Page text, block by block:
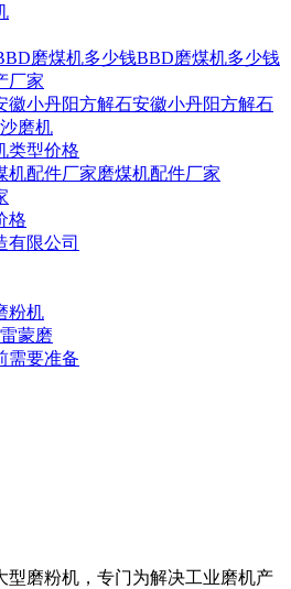
磨煤机多少钱BBD磨煤机多少钱
厂家
徽小丹阳方解石安徽小丹阳方解石
磨机
类型价格
机配件厂家磨煤机配件厂家
格
有限公司
粉机
蒙磨
需要准备
型磨粉机，专门为解决工业磨机产